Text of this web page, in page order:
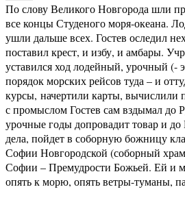
По слову Великого Новгорода шли
все концы Студеного моря-океана.
ушли дальше всех. Гостев оследил
поставил крест, и избу, и амбары.
уставился ход лодейный, урочный (-
порядок морских рейсов туда – и
курсы, начертили карты,
с промыслом Гостев сам вздымал до
урочные годы допровадит товар и
дела, пойдет в соборную божницу
Софии Новгородской (соборный
Софии – Премудрости Божьей. Ей и
опять к морю, опять ветры-туманы,